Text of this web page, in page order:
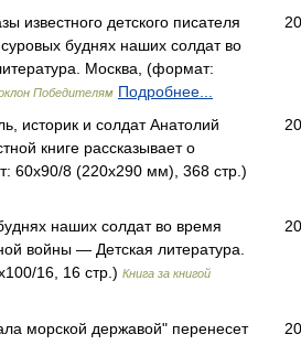
известного детского писателя
буднях наших солдат во
Москва, (формат:
Победителям Подробнее...
историк и солдат Анатолий
книге рассказывает о
60x90/8 (220х290 мм), 368 стр.)
наших солдат во время
войны — Детская литература.
16, 16 стр.) Книга за книгой
морской державой" перенесет